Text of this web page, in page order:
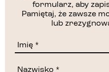
formularz, aby
Pamiętaj, że zawsze
lub